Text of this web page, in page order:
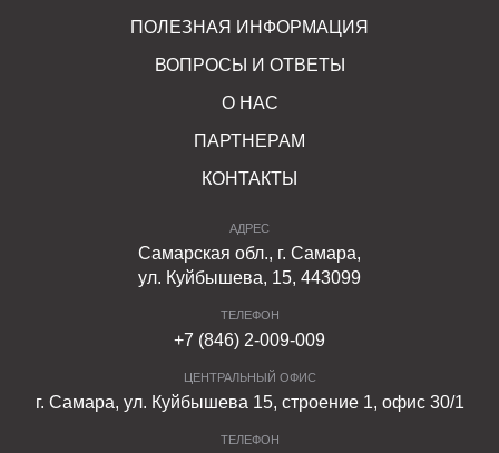
ПОЛЕЗНАЯ ИНФОРМАЦИЯ
ВОПРОСЫ И ОТВЕТЫ
О НАС
ПАРТНЕРАМ
КОНТАКТЫ
АДРЕС
Самарская обл., г. Самара,
ул. Куйбышева, 15, 443099
ТЕЛЕФОН
+7 (846) 2-009-009
ЦЕНТРАЛЬНЫЙ ОФИС
г. Самара, ул. Куйбышева 15, строение 1, офис 30/1
ТЕЛЕФОН